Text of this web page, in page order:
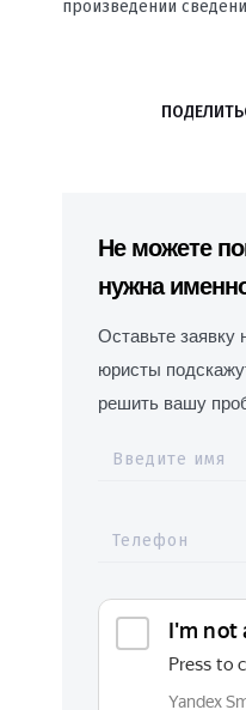
произведении
Не можете
нужна
Оставьте заявку
юристы
решить вашу
Введите имя
Телефон